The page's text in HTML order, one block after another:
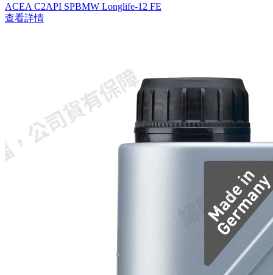
ACEA C2API SPBMW Longlife-12 FE
查看詳情